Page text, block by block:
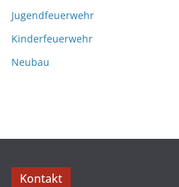
Jugendfeuerwehr
Kinderfeuerwehr
Neubau
Kontakt